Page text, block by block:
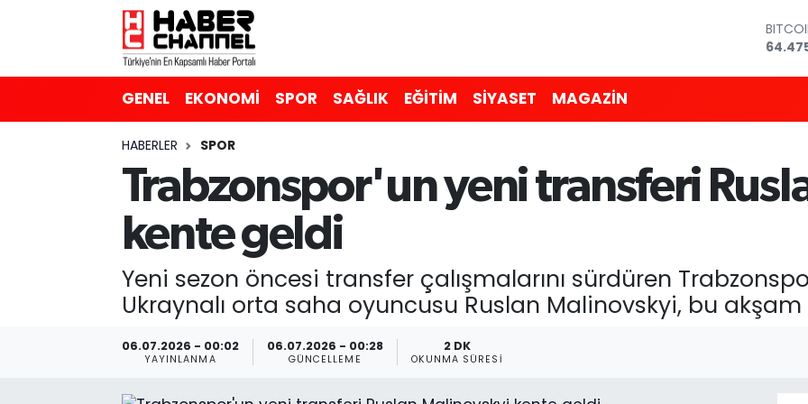
13.703
GENEL EKONOMİ SPOR SAĞLIK EĞİTİM SİYASET MAGAZİN
HABERLER SPOR
Trabzonspor'un yeni transferi
kente geldi
Yeni sezon öncesi transfer çalışmalarını sürdüren
Ukraynalı orta saha oyuncusu Ruslan Malinovskyi, bu
06.07.2026 - 00:02
YAYINLANMA
06.07.2026 - 00:28
GÜNCELLEME
2 DK
OKUNMA SÜRESI
MAGAZİN
Nöbetçi Eczaneler
Süper Lig Puan Durumu ve Fikstür
Tüm Manşetler
Son Dakika Haberleri
Haber Arşivi